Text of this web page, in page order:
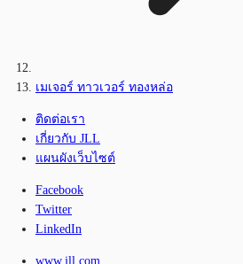
เมเจอร์ ทาวเวอร์ ทองหล่อ
ติดต่อเรา
เกี่ยวกับ JLL
แผนผังเว็บไซต์
Facebook
Twitter
LinkedIn
www.jll.com